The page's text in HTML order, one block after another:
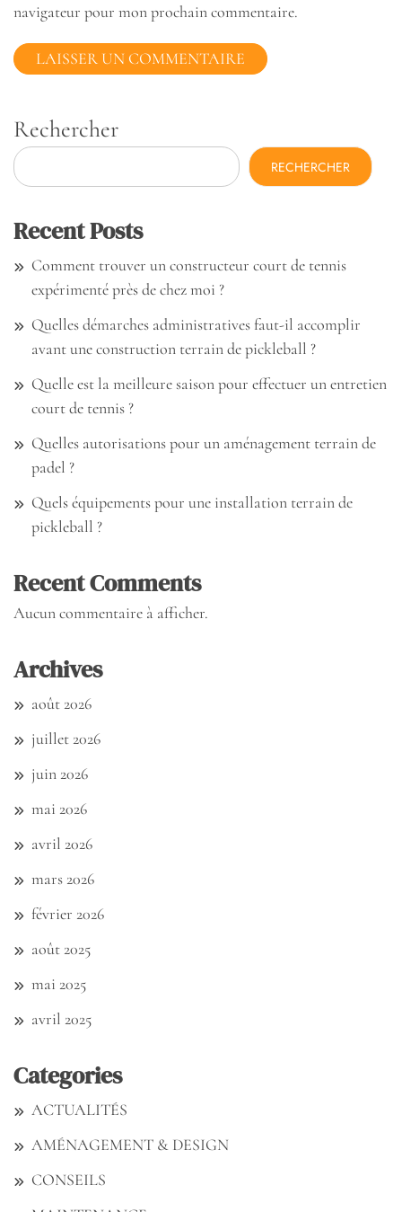
navigateur pour mon prochain commentaire.
Rechercher
RECHERCHER
Recent Posts
Comment trouver un constructeur court de tennis
expérimenté près de chez moi ?
Quelles démarches administratives faut-il accomplir
avant une construction terrain de pickleball ?
Quelle est la meilleure saison pour effectuer un entretien
court de tennis ?
Quelles autorisations pour un aménagement terrain de
padel ?
Quels équipements pour une installation terrain de
pickleball ?
Recent Comments
Aucun commentaire à afficher.
Archives
août 2026
juillet 2026
juin 2026
mai 2026
avril 2026
mars 2026
février 2026
août 2025
mai 2025
avril 2025
Categories
ACTUALITÉS
AMÉNAGEMENT & DESIGN
CONSEILS